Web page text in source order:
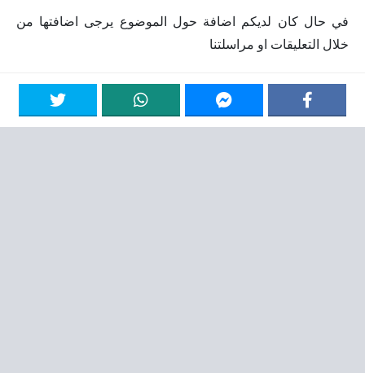
في حال كان لديكم اضافة حول الموضوع يرجى اضافتها من
خلال التعليقات او مراسلتنا